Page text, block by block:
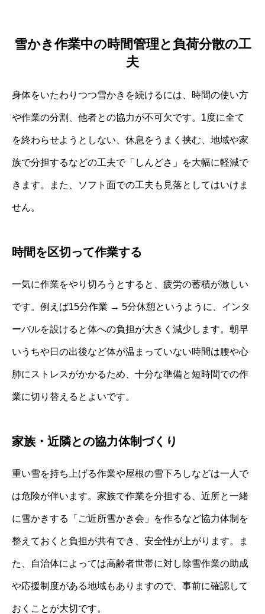
雪かき作業中の時間管理と負荷分散の工
夫
身体をいたわりつつ雪かきを続けるには、時間の使い方
や作業の分割、他者との協力が不可欠です。1度に全て
を終わらせようとしない、休息をうまく挟む、地域や家
族で分担するなどの工夫で「しんどさ」を大幅に軽減で
きます。また、ソフト面での工夫も見落としてはいけま
せん。
時間を区切って作業する
一気に作業をやり切ろうとすると、疲労の蓄積が激しい
です。例えば15分作業 → 5分休憩というように、インタ
ーバルを設けると体への負担が大きく減少します。朝早
いうちや日の出後など体が温まっていない時間は腰や心
肺にストレスがかかるため、十分な準備と短時間での作
業に切り替えるとよいです。
家族・近隣との協力体制づくり
重い雪を持ち上げる作業や屋根の雪下ろしなどは一人で
は危険が伴います。家族で作業を分担する、近所と一緒
に雪かきする「ご近所雪かき会」を作るなど協力体制を
整えておくと負担が共有でき、安全性が上がります。ま
た、自治体によっては高齢者世帯に対し除雪作業の助成
や応援制度がある地域もありますので、事前に確認して
おくことが大切です。